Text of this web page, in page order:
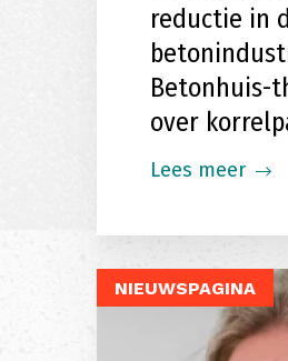
reductie in
Betonhuis-
over
Lees meer
NIEUWSPAGINA